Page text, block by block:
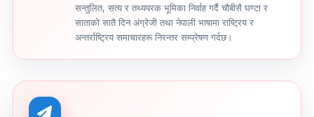
सन्तुलित, सत्य र तथ्यपरक भूमिका निर्वाह गर्दै चौबीसै घण्टा र
साताको सातै दिन अंग्रेजी तथा नेपाली भाषामा राष्ट्रिय र
अन्तर्राष्ट्रिय समाचारहरू निरन्तर सम्प्रेषण गर्दछ।